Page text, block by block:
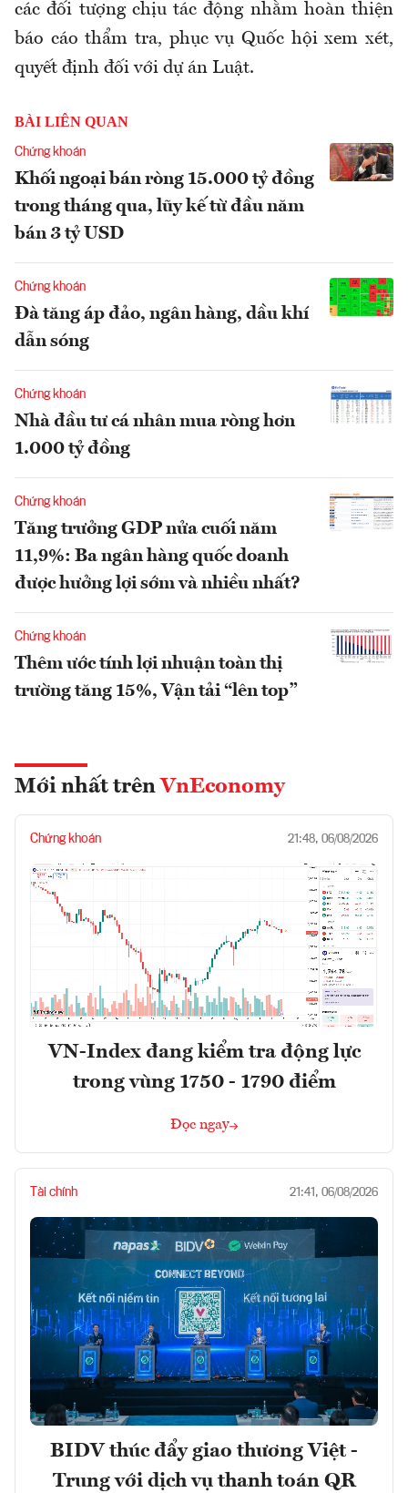
các đối tượng chịu tác động nhằm hoàn thiện
báo cáo thẩm tra, phục vụ Quốc hội xem xét,
quyết định đối với dự án Luật.
BÀI LIÊN QUAN
Chứng khoán
Khối ngoại bán ròng 15.000 tỷ đồng
trong tháng qua, lũy kế từ đầu năm
bán 3 tỷ USD
Chứng khoán
Đà tăng áp đảo, ngân hàng, dầu khí
dẫn sóng
Chứng khoán
Nhà đầu tư cá nhân mua ròng hơn
1.000 tỷ đồng
Chứng khoán
Tăng trưởng GDP nửa cuối năm
11,9%: Ba ngân hàng quốc doanh
được hưởng lợi sớm và nhiều nhất?
Chứng khoán
Thêm ước tính lợi nhuận toàn thị
trường tăng 15%, Vận tải “lên top”
Mới nhất trên VnEconomy
Chứng khoán 21:48, 06/08/2026
VN-Index đang kiểm tra động lực
trong vùng 1750 - 1790 điểm
Đọc ngay
Tài chính 21:41, 06/08/2026
BIDV thúc đẩy giao thương Việt -
Trung với dịch vụ thanh toán QR